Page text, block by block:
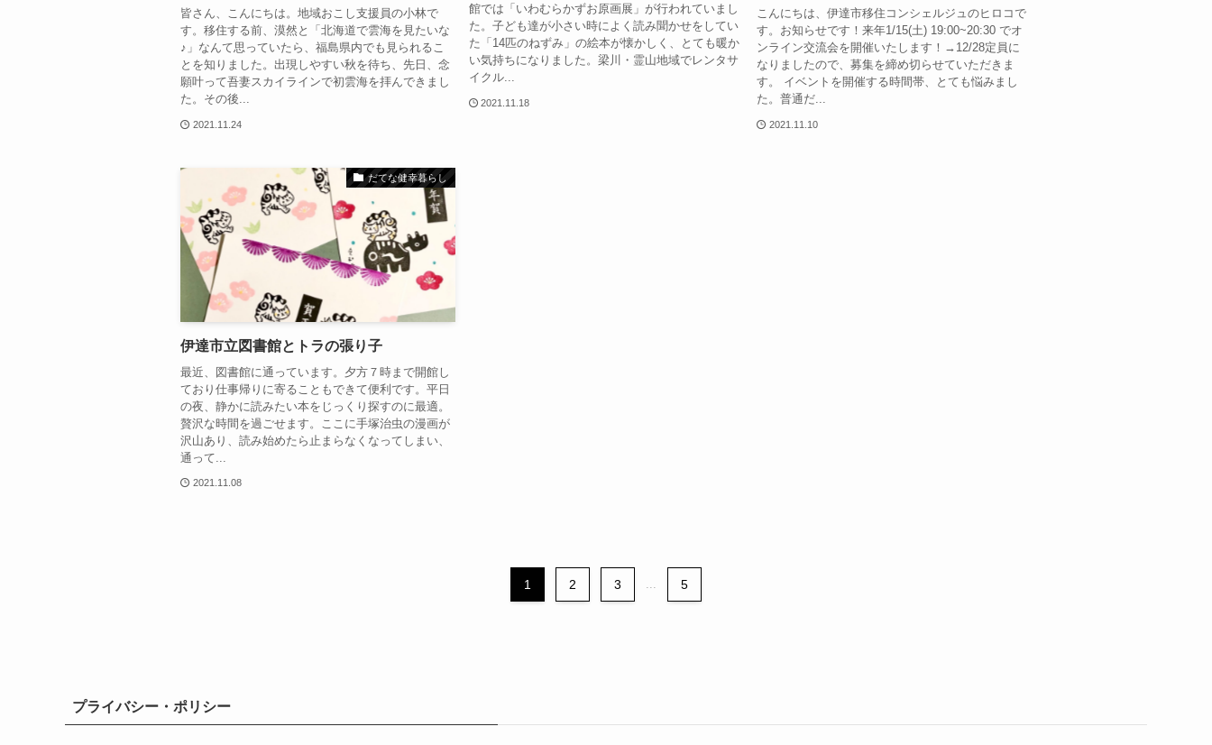
皆さん、こんにちは。地域おこし支援員の小林で
す。移住する前、漠然と「北海道で雲海を見たいな
♪」なんて思っていたら、福島県内でも見られるこ
とを知りました。出現しやすい秋を待ち、先日、念
願叶って吾妻スカイラインで初雲海を拝んできまし
た。その後...
2021.11.24
館では「いわむらかずお原画展」が行われていまし
た。子ども達が小さい時によく読み聞かせをしてい
た「14匹のねずみ」の絵本が懐かしく、とても暖か
い気持ちになりました。梁川・霊山地域でレンタサ
イクル...
2021.11.18
こんにちは、伊達市移住コンシェルジュのヒロコで
す。お知らせです！来年1/15(土) 19:00~20:30 でオ
ンライン交流会を開催いたします！→12/28定員に
なりましたので、募集を締め切らせていただきま
す。 イベントを開催する時間帯、とても悩みまし
た。普通だ...
2021.11.10
だてな健幸暮らし
伊達市立図書館とトラの張り子
最近、図書館に通っています。夕方７時まで開館し
ており仕事帰りに寄ることもできて便利です。平日
の夜、静かに読みたい本をじっくり探すのに最適。
贅沢な時間を過ごせます。ここに手塚治虫の漫画が
沢山あり、読み始めたら止まらなくなってしまい、
通って...
2021.11.08
1 2 3 5
プライバシー・ポリシー